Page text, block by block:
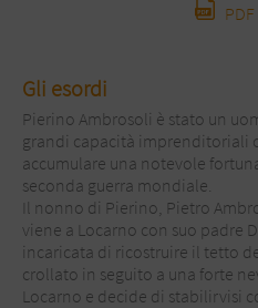
Gli esordi
Pierino Ambrosoli è stato un
grandi capacità imprenditoriali
accumulare una notevole
seconda guerra mondiale.
Il nonno di Pierino, Pietro
viene a Locarno con suo padre
incaricata di ricostruire il tetto
crollato in seguito a una forte
Locarno e decide di stabilirvisi